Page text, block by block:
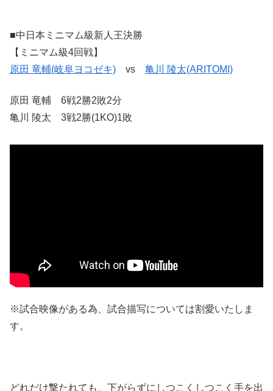
■中日本ミニマム級新人王決勝
【ミニマム級4回戦】
原田 竜輔(岐阜ヨコゼキ) vs 亀川 陵太(ARITOMI)
原田 竜輔 6戦2勝2敗2分
亀川 陵太 3戦2勝(1KO)1敗
※試合映像がある為、試合描写については割愛いたしま
す。
どれだけ撃たれても、下がらずにしつこくしつこく手を出